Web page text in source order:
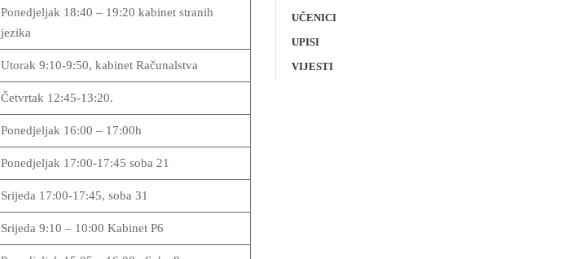
Ponedjeljak 18:40 – 19:20 kabinet stranih
jezika
Utorak 9:10-9:50, kabinet Računalstva
Četvrtak 12:45-13:20.
Ponedjeljak 16:00 – 17:00h
Ponedjeljak 17:00-17:45 soba 21
Srijeda 17:00-17:45, soba 31
Srijeda 9:10 – 10:00 Kabinet P6
UČENICI
UPISI
VIJESTI